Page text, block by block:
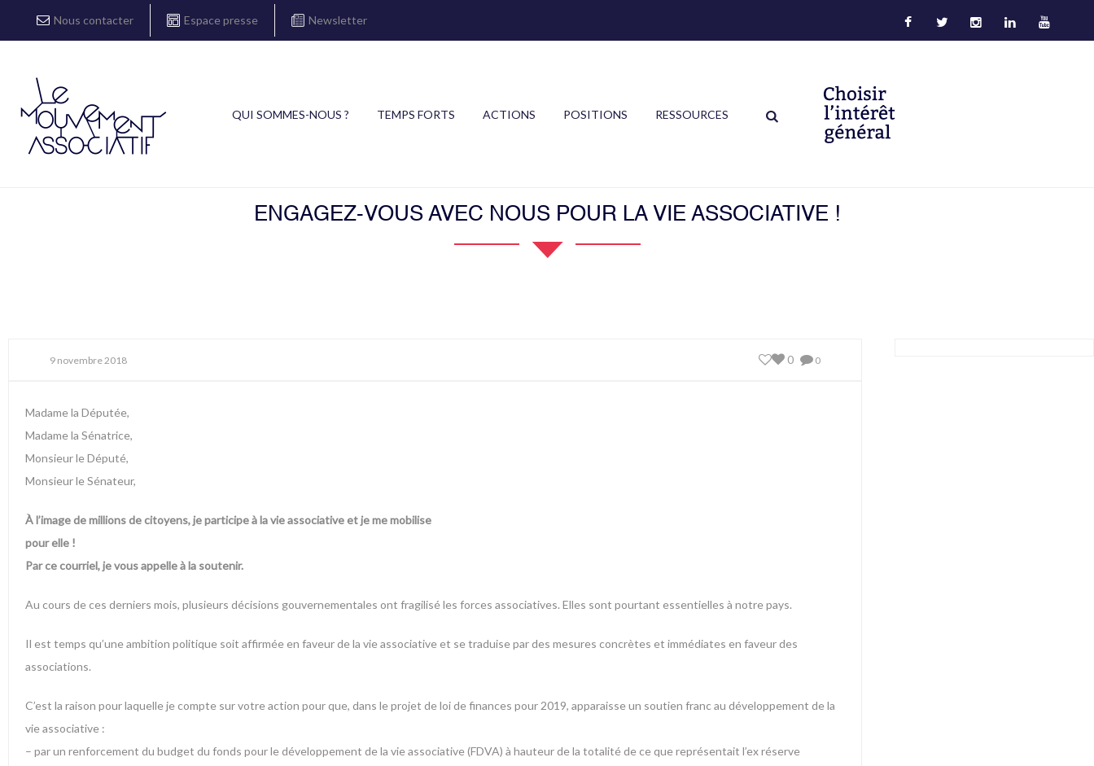
Nous contacter Espace presse Newsletter
QUI SOMMES-NOUS ? TEMPS FORTS ACTIONS POSITIONS RESSOURCES
ENGAGEZ-VOUS AVEC NOUS POUR LA VIE ASSOCIATIVE !
9 novembre 2018 0
0
Madame la Députée,
Madame la Sénatrice,
Monsieur le Député,
Monsieur le Sénateur,
À l’image de millions de citoyens, je participe à la vie associative et je me mobilise
pour elle !
Par ce courriel, je vous appelle à la soutenir.
Au cours de ces derniers mois, plusieurs décisions gouvernementales ont fragilisé les forces associatives. Elles sont pourtant essentielles à notre pays.
Il est temps qu’une ambition politique soit affirmée en faveur de la vie associative et se traduise par des mesures concrètes et immédiates en faveur des
associations.
C’est la raison pour laquelle je compte sur votre action pour que, dans le projet de loi de finances pour 2019, apparaisse un soutien franc au développement de la
vie associative :
– par un renforcement du budget du fonds pour le développement de la vie associative (FDVA) à hauteur de la totalité de ce que représentait l’ex réserve